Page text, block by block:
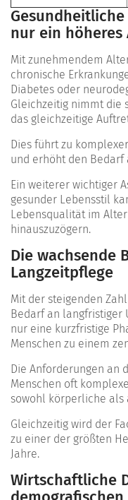
nur ein höheres
Mit zunehmendem
chronische
Diabetes oder
Gleichzeitig nimmt die
das gleichzeitige
Dies führt zu
und erhöht den
Ein weiterer wichtiger
gesunder Lebensstil
Lebensqualität im
hinauszuzögern.
Die wachsende
Langzeitpflege
Mit der steigenden
Bedarf an langfristiger
nur eine kurzfristige
Menschen zu einem
Die Anforderungen an
Menschen oft
sowohl körperliche als
Gleichzeitig wird der
zu einer der größten
Jahre.
Wirtschaftliche